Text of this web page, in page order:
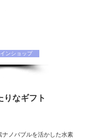
ンショップ
りなギフト
ナノバブルを活かした水素